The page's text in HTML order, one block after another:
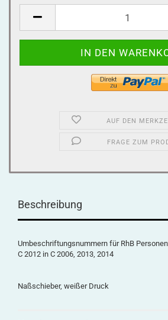
AUF DEN
FRAGE ZUM
Beschreibung
Umbeschriftungsnummern für RhB
C 2012 in C 2006, 2013, 2014
Naßschieber, weißer Druck